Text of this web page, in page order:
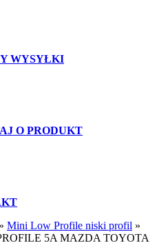
WYSYŁKI
O PRODUKT
» Mini Low Profile niski profil »
5A MAZDA TOYOTA